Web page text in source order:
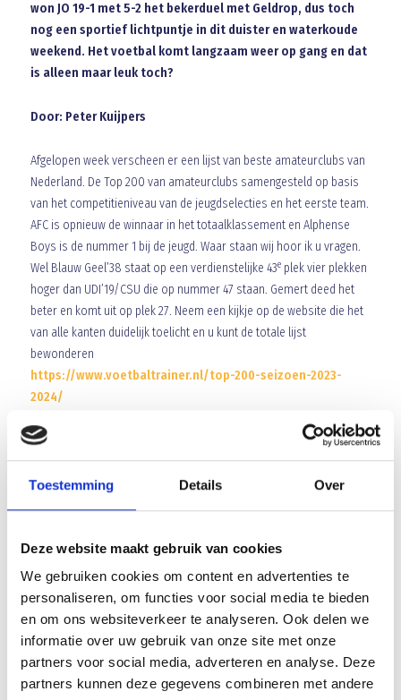
Toestemming Details Over
Deze website maakt gebruik van cookies
We gebruiken cookies om content en advertenties te
personaliseren, om functies voor social media te bieden
en om ons websiteverkeer te analyseren. Ook delen we
informatie over uw gebruik van onze site met onze
partners voor social media, adverteren en analyse. Deze
partners kunnen deze gegevens combineren met andere
won JO 19-1 met 5-2 het bekerduel met Geldrop, dus toch
nog een sportief lichtpuntje in dit duister en waterkoude
weekend. Het voetbal komt langzaam weer op gang en dat
is alleen maar leuk toch?
Door: Peter Kuijpers
Afgelopen week verscheen er een lijst van beste amateurclubs van
Nederland. De Top 200 van amateurclubs samengesteld op basis
van het competitieniveau van de jeugdselecties en het eerste team.
AFC is opnieuw de winnaar in het totaalklassement en Alphense
Boys is de nummer 1 bij de jeugd. Waar staan wij hoor ik u vragen.
Wel Blauw Geel’38 staat op een verdienstelijke 43eplek vier plekken
hoger dan UDI’19/CSU die op nummer 47 staan. Gemert deed het
beter en komt uit op plek 27. Neem een kijkje op de website die het
van alle kanten duidelijk toelicht en u kunt de totale lijst
bewonderen
https://www.voetbaltrainer.nl/top-200-seizoen-2023-
2024/
Jeugdvoetbal Jongens
JO 19-1 won met 5-2 voor de beker van Geldrop. Mooi resultaat dat
is zeker. Voor JO 19-1 begint volgende week de competitie die een
Den Haag waar HBS de tegenstander is. JO 17-1 begint pas 3 februari
met een uitduel naar OSS’20. Ook hier zijn de cijfers nog allemaal
dubbelblank. JO 15-1 speelt op diezelfde februari zaterdag dan thuis
tegen Tivoli en hervat dan de competitie waar het eerste staat met
vijf punten voorsprong op RKSV Nuenen. JO 14-1 mag zaterdag de
veters al strikken en start de voorjaarscompetitie met een uitduel
naar OJC Rosmalen. Tot slot JO 13-1 begint op 3 februari de nog